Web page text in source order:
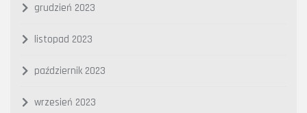
grudzień 2023
listopad 2023
październik 2023
wrzesień 2023